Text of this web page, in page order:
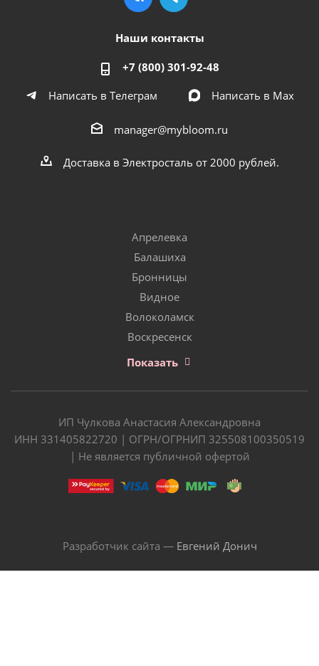
Наши контакты
+7 (800) 301-92-48
Написать в Телеграм
Написать в Мах
manager@mybloom.ru
Доставка в Электросталь от 2000 рублей.
Апрелевка
Балашиха
Бронницы
Видное
Волоколамск
Воскресенск
Показать
ИП Чулкова Анастасия Александровна
ИНН 331405822720 | ОГРН/ОГРНИП 325508100350519
| Не является публичной офертой
Разработчик сайта — Евгений Донич